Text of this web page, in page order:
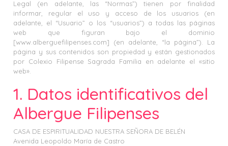
Legal (en adelante, las “Normas”) tienen por finalidad
informar, regular el uso y acceso de los usuarios (en
adelante, el “Usuario” o los “usuarios”) a todas las páginas
web que figuran bajo el dominio
[www.alberguefilipenses.com] (en adelante, “la página”). La
página y sus contenidos son propiedad y están gestionados
por Colexio Filipense Sagrada Familia en adelante el «sitio
web».
1. Datos identificativos del
Albergue Filipenses
CASA DE ESPIRITUALIDAD NUESTRA SEÑORA DE BELÉN
Avenida Leopoldo María de Castro